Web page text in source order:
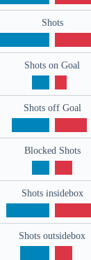
Shots
Shots on Goal
Shots off Goal
Blocked Shots
Shots insidebox
Shots outsidebox